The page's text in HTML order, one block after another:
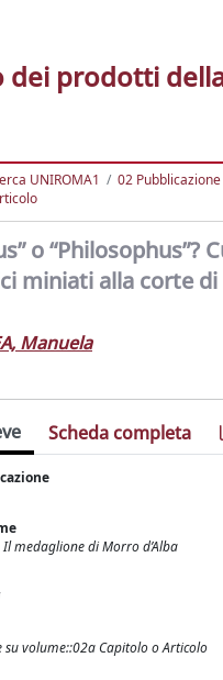
dei prodotti
UNIROMA1
02
o “Philosophus”?
miniati alla corte di
Manuela
Scheda completa
Il medaglione di Morro d’Alba
su volume::02a Capitolo o Articolo